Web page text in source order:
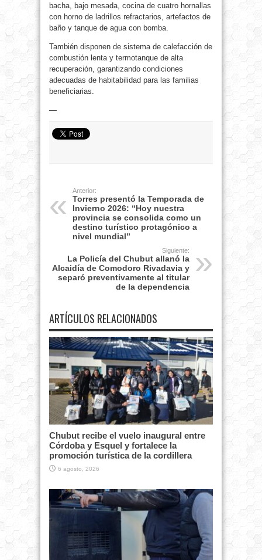
bacha, bajo mesada, cocina de cuatro hornallas
con horno de ladrillos refractarios, artefactos de
baño y tanque de agua con bomba.
También disponen de sistema de calefacción de
combustión lenta y termotanque de alta
recuperación, garantizando condiciones
adecuadas de habitabilidad para las familias
beneficiarias.
—
Anterior:
Torres presentó la Temporada de
Invierno 2026: “Hoy nuestra
provincia se consolida como un
destino turístico protagónico a
nivel mundial”
Siguiente:
La Policía del Chubut allanó la
Alcaidía de Comodoro Rivadavia y
separó preventivamente al titular
de la dependencia
ARTÍCULOS RELACIONADOS
Chubut recibe el vuelo inaugural entre
Córdoba y Esquel y fortalece la
promoción turística de la cordillera
6 agosto, 2026